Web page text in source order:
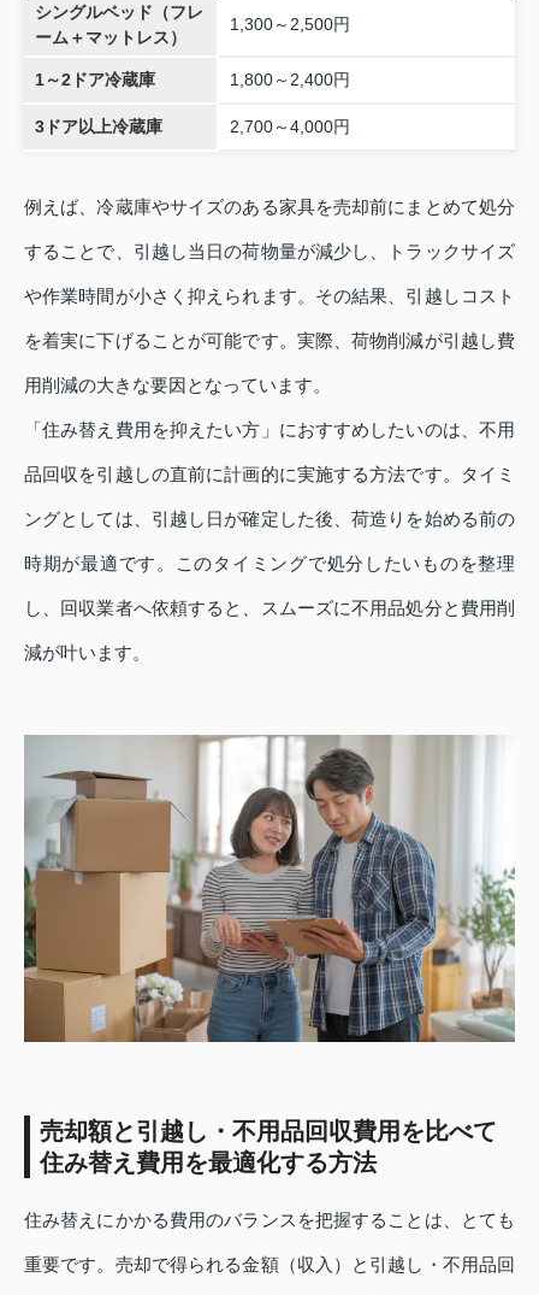
シングルベッド（フレ
ーム＋マットレス）
1,300～2,500円
1～2ドア冷蔵庫 1,800～2,400円
3ドア以上冷蔵庫 2,700～4,000円
例えば、冷蔵庫やサイズのある家具を売却前にまとめて処分
することで、引越し当日の荷物量が減少し、トラックサイズ
や作業時間が小さく抑えられます。その結果、引越しコスト
を着実に下げることが可能です。実際、荷物削減が引越し費
用削減の大きな要因となっています。
「住み替え費用を抑えたい方」におすすめしたいのは、不用
品回収を引越しの直前に計画的に実施する方法です。タイミ
ングとしては、引越し日が確定した後、荷造りを始める前の
時期が最適です。このタイミングで処分したいものを整理
し、回収業者へ依頼すると、スムーズに不用品処分と費用削
減が叶います。
売却額と引越し・不用品回収費用を比べて
住み替え費用を最適化する方法
住み替えにかかる費用のバランスを把握することは、とても
重要です。売却で得られる金額（収入）と引越し・不用品回